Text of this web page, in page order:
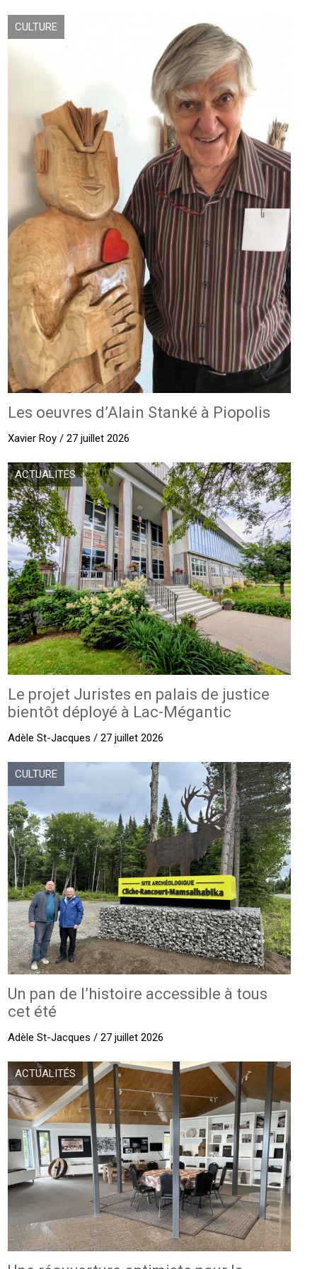
CULTURE
Les oeuvres d’Alain Stanké à Piopolis
Xavier Roy / 27 juillet 2026
ACTUALITÉS
Le projet Juristes en palais de justice
bientôt déployé à Lac-Mégantic
Adèle St-Jacques / 27 juillet 2026
CULTURE
Un pan de l’histoire accessible à tous
cet été
Adèle St-Jacques / 27 juillet 2026
ACTUALITÉS